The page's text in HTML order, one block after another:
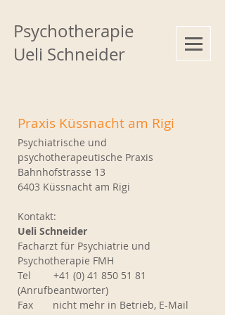
Psychotherapie
Ueli Schneider
Praxis Küssnacht am Rigi
Psychiatrische und
psychotherapeutische Praxis
Bahnhofstrasse 13
6403 Küssnacht am Rigi
Kontakt:
Ueli Schneider
Facharzt für Psychiatrie und
Psychotherapie FMH
Tel +41 (0) 41 850 51 81
(Anrufbeantworter)
Fax nicht mehr in Betrieb, E-Mail